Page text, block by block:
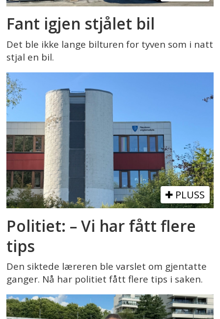
Fant igjen stjålet bil
Det ble ikke lange bilturen for tyven som i natt
stjal en bil.
PLUSS
Politiet: – Vi har fått flere
tips
Den siktede læreren ble varslet om gjentatte
ganger. Nå har politiet fått flere tips i saken.